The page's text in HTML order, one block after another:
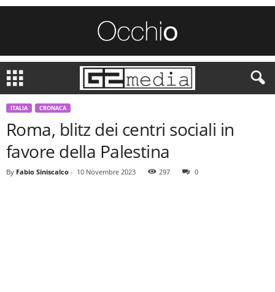
ITALIA CRONACA
Roma, blitz dei centri sociali in
favore della Palestina
By Fabio Siniscalco - 10 Novembre 2023 297 0